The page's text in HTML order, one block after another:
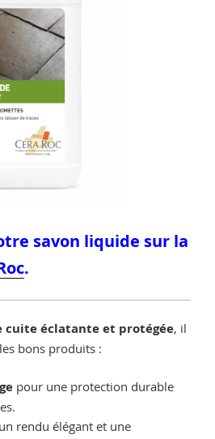
savon liquide sur la
.
cuite éclatante et protégée, il
bons produits :
pour une protection durable
rendu élégant et une